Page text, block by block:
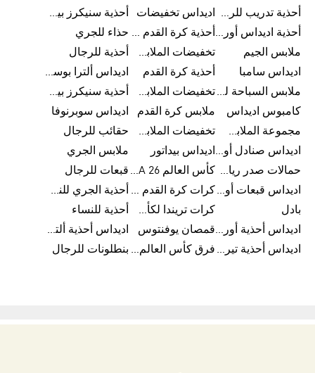
أحذية تدريب للرجال
اديداس تخفيضات
أحذية سنيكرز بيضاء للرجال
أحذية اديداس أورجينال للنساء
أحذية كرة القدم للرجال حذاء للجري
ملابس الجيم
تخفيضات الملابس للأطفال
أحذية للرجال
اديداس سامبا
أحذية كرة القدم
اديداس ألترا بوست
ملابس السباحة للرجال
تخفيضات الملابس الرياضية
أحذية سنيكرز بيضاء للرجال
كامبوس اديداس
ملابس كرة القدم
اديداس سوبرنوفا
مجموعة الملابس الرياضية
تخفيضات الملابس للرجال
حقائب للرجال
اديداس صنادل أورجينال للنساء اديداس بيداتور
ملابس الجري
حمالات صدر رياضية
كأس العالم FIFA 26™ قبعات للرجال
اديداس قبعات أورجينال للرجال
كرات كرة القدم للرجال
أحذية الجري للنساء
بادل
كرات تريندا لكأس العالم FIFA 26™
أحذية للنساء
اديداس أحذية أورجينال للرجالقمصان يوفنتوس
اديداس أحذية ألترا بوست للرجال
اديداس أحذية تيريكس
فرق كأس العالم FIFA 26™ بنطلونات للرجال